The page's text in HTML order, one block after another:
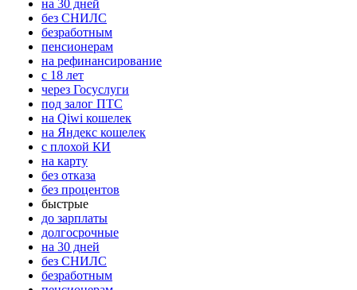
на 30 дней
без СНИЛС
безработным
пенсионерам
на рефинансирование
с 18 лет
через Госуслуги
под залог ПТС
на Qiwi кошелек
на Яндекс кошелек
с плохой КИ
на карту
без отказа
без процентов
быстрые
до зарплаты
долгосрочные
на 30 дней
без СНИЛС
безработным